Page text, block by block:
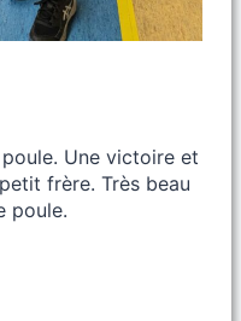
Une victoire et
frère. Très beau
poule.